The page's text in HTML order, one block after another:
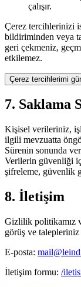
çalışır.
Çerez tercihlerinizi
bildiriminden veya
geri çekmeniz,
etkilemez.
Çerez tercihlerimi
7. Saklama
Kişisel verileriniz,
ilgili mevzuatta
Sürenin sonunda
Verilerin güvenliği
şifreleme, güvenlik
8. İletişim
Gizlilik politikamız
görüş ve
E-posta:
İletişim formu: /